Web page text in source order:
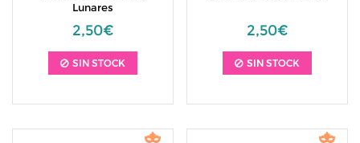
Lunares
2,50€
SIN STOCK
2,50€
SIN STOCK